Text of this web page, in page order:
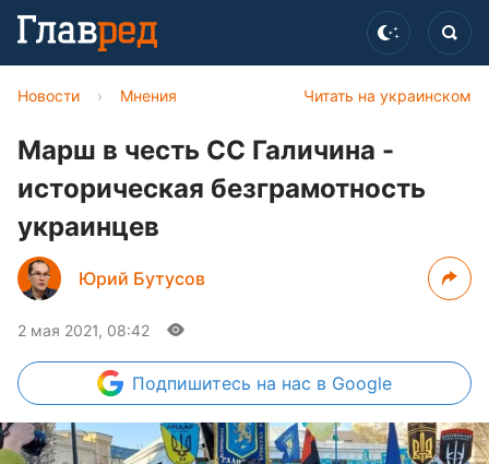
Читать на украинском
Новости › Мнения
Марш в честь СС Галичина -
историческая безграмотность
украинцев
Юрий Бутусов
2 мая 2021, 08:42
Подпишитесь на нас в Google